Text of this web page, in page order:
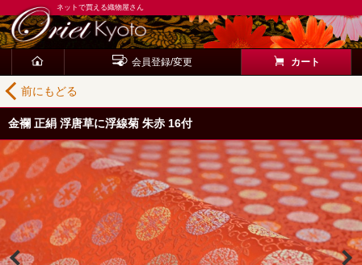
ネットで買える織物屋さん
会員登録/変更 カート
前にもどる
金襴 正絹 浮唐草に浮線菊 朱赤 16付